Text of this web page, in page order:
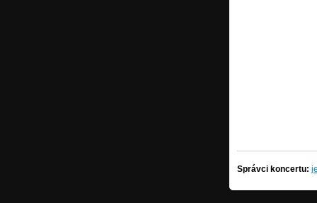
Správci koncertu: